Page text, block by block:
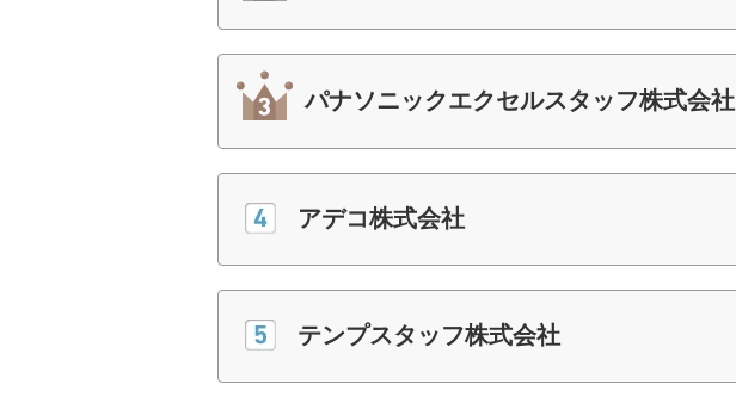
パナソニックエクセルスタッフ株式会社
アデコ株式会社
テンプスタッフ株式会社